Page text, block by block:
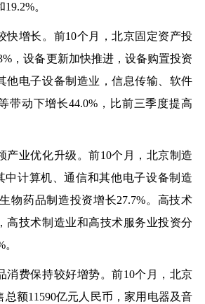
。
增长。前10个月，北京固定资产投
，设备更新加快推进，设备购置投资
他电子设备制造业，信息传输、软件
带动下增长44.0%，比前三季度提高
业优化升级。前10个月，北京制造
中计算机、通信和其他电子设备制造
物药品制造投资增长27.7%。高技术
高技术制造业和高技术服务业投资分
费保持较好增势。前10个月，北京
总额11590亿元人民币，家用电器及音